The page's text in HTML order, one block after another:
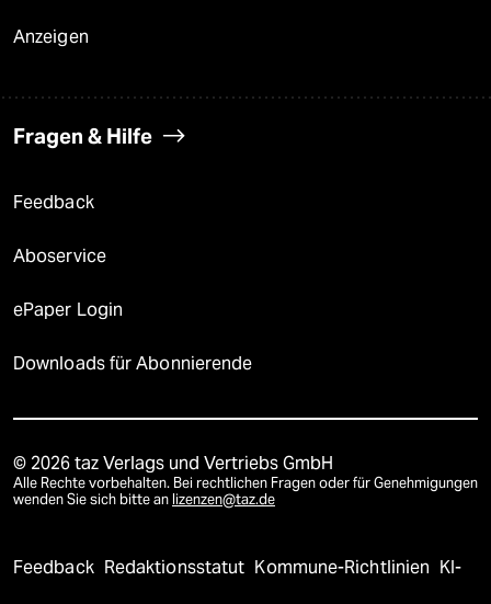
Anzeigen
Fragen & Hilfe
Feedback
Aboservice
ePaper Login
Downloads für Abonnierende
© 2026 taz Verlags und Vertriebs GmbH
Alle Rechte vorbehalten. Bei rechtlichen Fragen oder für Genehmigungen
wenden Sie sich bitte an lizenzen@taz.de
Feedback Redaktionsstatut Kommune-Richtlinien KI-